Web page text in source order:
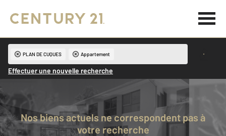
PLAN DE CUQUES Appartement
Effectuer une nouvelle recherche
Nos biens actuels ne correspondent pas à
votre recherche